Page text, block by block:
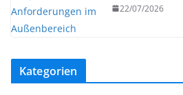
22/07/2026
Kategorien